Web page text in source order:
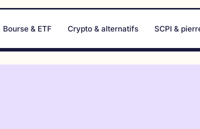
Bourse & ETF Crypto & alternatifs SCPI &